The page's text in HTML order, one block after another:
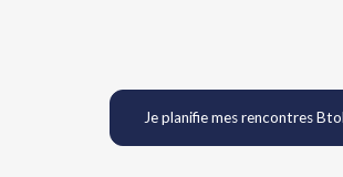
Je planifie mes rencontres